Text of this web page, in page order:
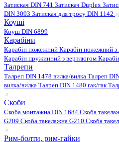
Затискач DIN 741 Затискач Duplex
DIN 3093 Затискач для тросу DIN 1142
Коуші
Коуш DIN 6899
Карабіни
Карабін пожежний Карабін пожежний з
Карабін пружинний з вертлюгом
Талрепи
Талреп DIN 1478 вилка/вилка Талреп
вилка/вилка Талреп DIN 1480 гак/гак
Скоби
Скоба монтажна DIN 1684 Скоба
G209 Скоба такелажна G210 Скоба
Рим-болти, рим-гайки